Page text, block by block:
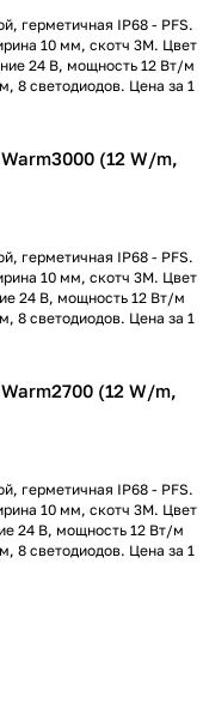
герметичная IP68 - PFS.
10 мм, скотч 3M. Цвет
24 В, мощность 12 Вт/м
8 светодиодов. Цена за 1
(12 W/m,
герметичная IP68 - PFS.
10 мм, скотч 3M. Цвет
24 В, мощность 12 Вт/м
8 светодиодов. Цена за 1
(12 W/m,
герметичная IP68 - PFS.
10 мм, скотч 3M. Цвет
24 В, мощность 12 Вт/м
8 светодиодов. Цена за 1